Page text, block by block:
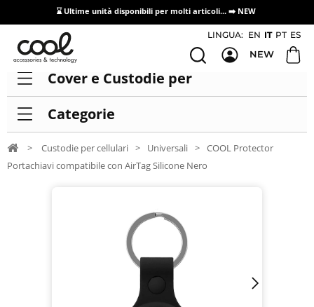
⌛ Ultime unità disponibili per molti articoli... ➡️ NEW
Accesso/registrazione distributori
LINGUA: EN IT PT ES
NEW
Cover e Custodie per
Categorie
> Custodie per cellulari > Universali > COOL Protector
Portachiavi compatibile con AirTag Silicone Nero